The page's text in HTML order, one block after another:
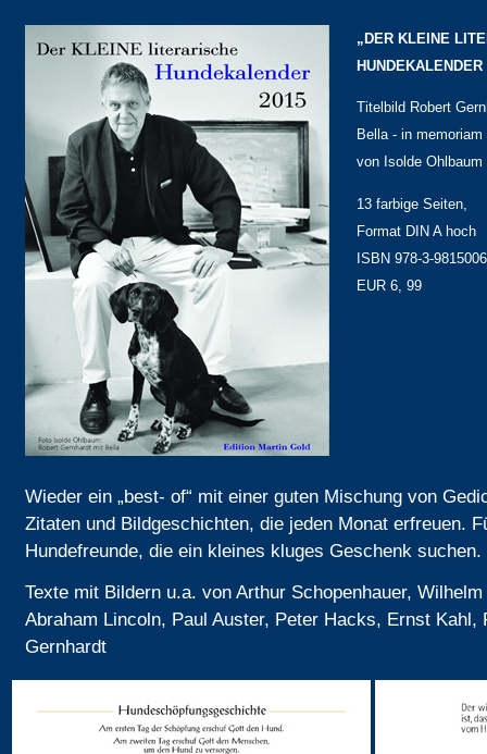
„DER KLEINE
HUNDEKALENDER
Titelbild Robert
Bella - in
von Isolde Ohlbaum
13 farbige Seiten,
Format DIN A hoch
ISBN 978-3-
EUR 6, 99
Wieder ein „best- of“ mit einer guten Mischung von
Zitaten und Bildgeschichten, die jeden Monat erfreuen.
Hundefreunde, die ein kleines kluges Geschenk suchen.
Texte mit Bildern u.a. von Arthur Schopenhauer,
Abraham Lincoln, Paul Auster, Peter Hacks, Ernst Kahl,
Gernhardt